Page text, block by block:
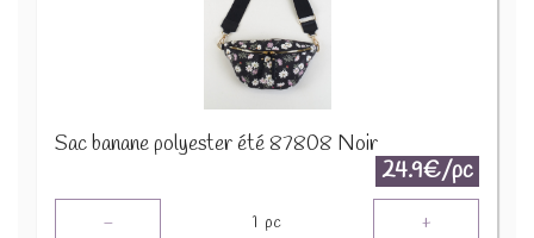
Sac banane polyester été 87808 Noir
24.9€/pc
- 1 pc +